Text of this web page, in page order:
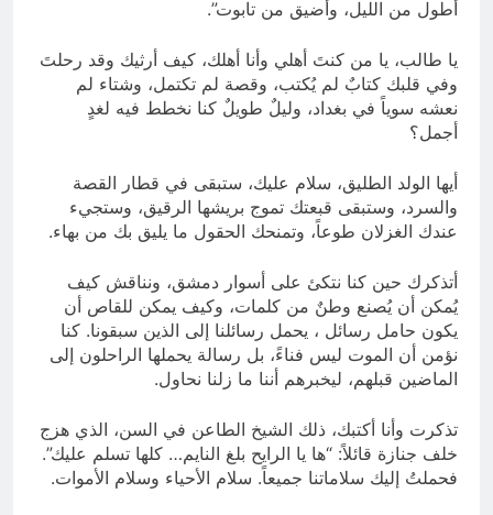
أطول من الليل، وأضيق من تابوت”.
يا طالب، يا من كنتَ أهلي وأنا أهلك، كيف أرثيك وقد رحلتَ
وفي قلبك كتابٌ لم يُكتب، وقصة لم تكتمل، وشتاء لم
نعشه سوياً في بغداد، وليلٌ طويلٌ كنا نخطط فيه لغدٍ
أجمل؟
أيها الولد الطليق، سلام عليك، ستبقى في قطار القصة
والسرد، وستبقى قبعتك تموج بريشها الرقيق، وستجيء
عندك الغزلان طوعاً، وتمنحك الحقول ما يليق بك من بهاء.
أتذكرك حين كنا نتكئ على أسوار دمشق، ونناقش كيف
يُمكن أن يُصنع وطنٌ من كلمات، وكيف يمكن للقاص أن
يكون حامل رسائل ، يحمل رسائلنا إلى الذين سبقونا. كنا
نؤمن أن الموت ليس فناءً، بل رسالة يحملها الراحلون إلى
الماضين قبلهم، ليخبرهم أننا ما زلنا نحاول.
تذكرت وأنا أكتبك، ذلك الشيخ الطاعن في السن، الذي هزج
خلف جنازة قائلاً: “ها يا الرايح بلغ النايم… كلها تسلم عليك”.
فحملتُ إليك سلاماتنا جميعاً. سلام الأحياء وسلام الأموات.